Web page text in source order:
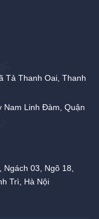
Tả Thanh Oai, Thanh
Nam Linh Đàm, Quận
03, Ngõ 18,
Trì, Hà Nội